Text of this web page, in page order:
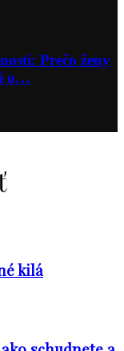
Prečo ženy
o…
kilá